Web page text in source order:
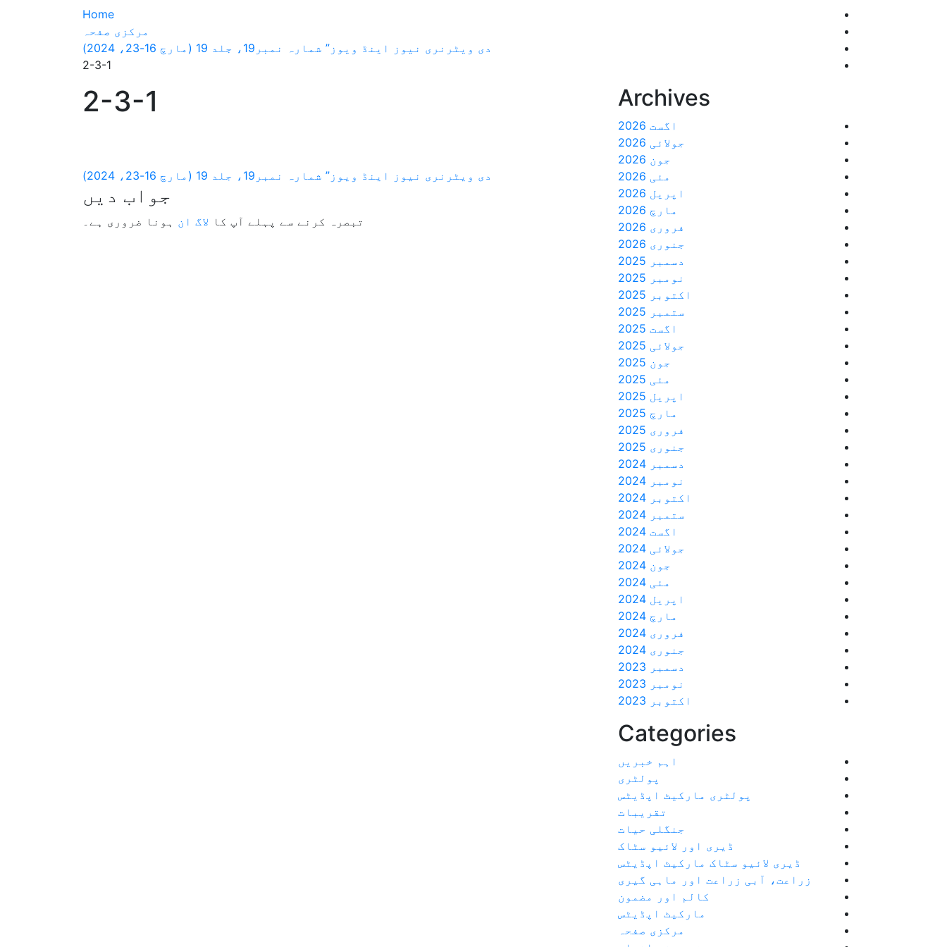
Home
مرکزی صفحہ
دی ویٹرنری نیوز اینڈ ویوز” شمارہ نمبر19، جلد 19 (مارچ 16-23، 2024)
2-3-1
2-3-1
دی ویٹرنری نیوز اینڈ ویوز” شمارہ نمبر19، جلد 19 (مارچ 16-23، 2024)
جواب دیں
تبصرہ کرنے سے پہلے آپ کا لاگ ان ہونا ضروری ہے۔
Archives
اگست 2026
جولائی 2026
جون 2026
مئی 2026
اپریل 2026
مارچ 2026
فروری 2026
جنوری 2026
دسمبر 2025
نومبر 2025
اکتوبر 2025
ستمبر 2025
اگست 2025
جولائی 2025
جون 2025
مئی 2025
اپریل 2025
مارچ 2025
فروری 2025
جنوری 2025
دسمبر 2024
نومبر 2024
اکتوبر 2024
ستمبر 2024
اگست 2024
جولائی 2024
جون 2024
مئی 2024
اپریل 2024
مارچ 2024
فروری 2024
جنوری 2024
دسمبر 2023
نومبر 2023
اکتوبر 2023
Categories
اہم خبریں
پولٹری
پولٹری مارکیٹ اپڈیٹس
تقریبات
جنگلی حیات
ڈیری اور لائیو سٹاک
ڈیری لائیو سٹاک مارکیٹ اپڈیٹس
زراعت، آبی زراعت اور ماہی گیری
کالم اور مضمون
مارکیٹ اپڈیٹس
مرکزی صفحہ